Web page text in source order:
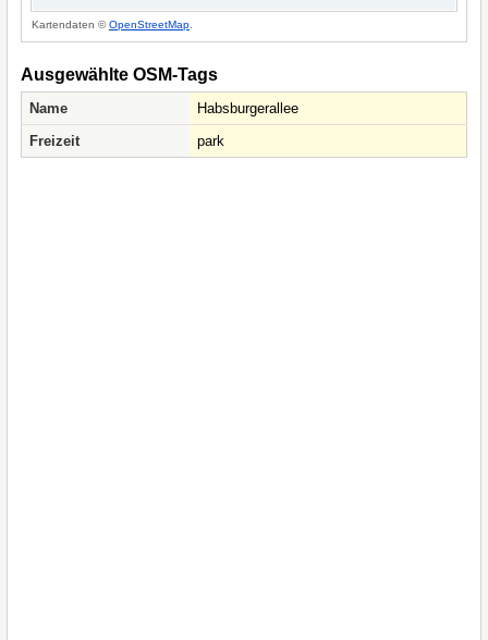
Kartendaten ©OpenStreetMap
Ausgewählte OSM-Tags
Name
Habsburgerallee
Freizeit
park